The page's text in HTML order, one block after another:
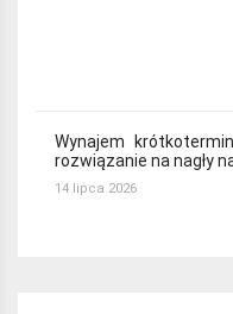
Wynajem
rozwiązanie na nagły
14 lipca 2026